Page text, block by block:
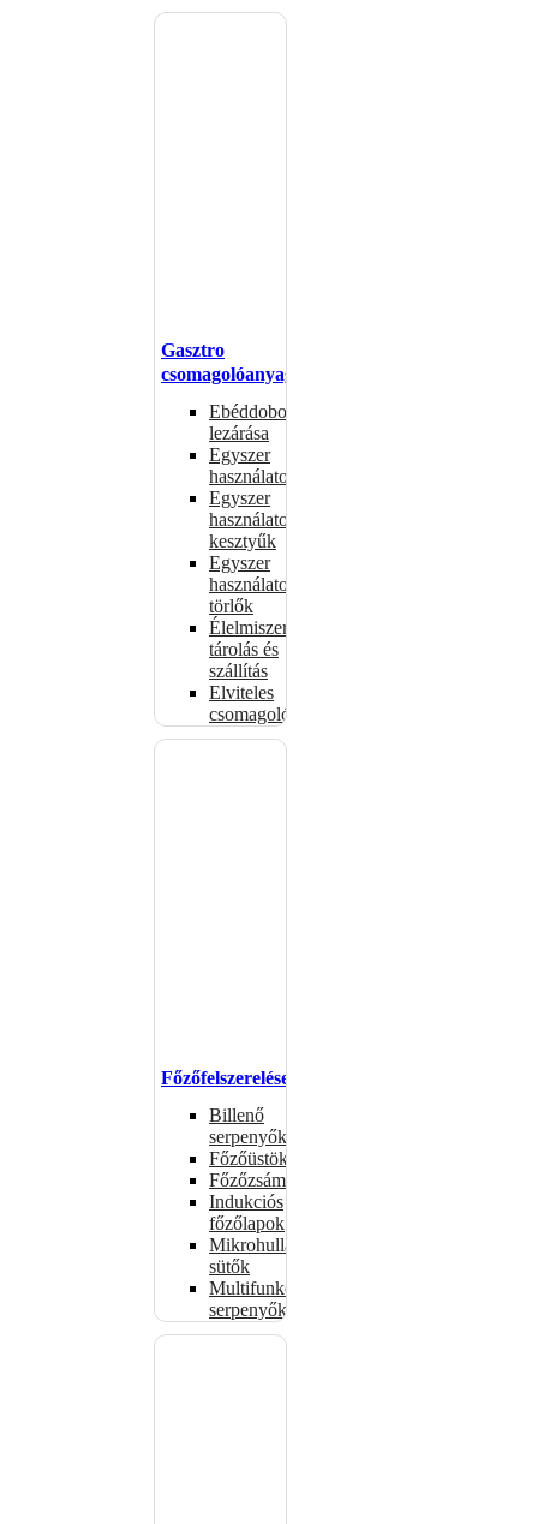
Gasztro
csomagolóanyagok
Ebéddobozok
lezárása
Egyszer
használatos
Egyszer
használatos
kesztyűk
Egyszer
használatos
törlők
Élelmiszer-
tárolás és
szállítás
Elviteles
csomagolóanyagok
Főzőfelszerelések
Billenő
serpenyők
Főzőüstök
Főzőzsámolyok
Indukciós
főzőlapok
Mikrohullámú
sütők
Multifunkciós
serpenyők